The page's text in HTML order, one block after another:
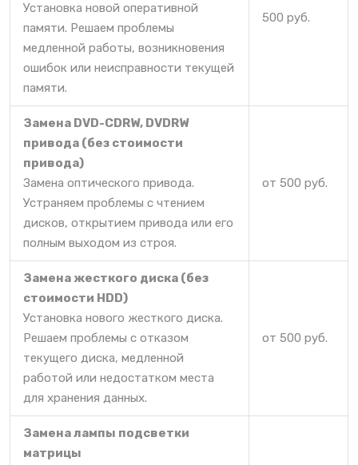
Установка новой оперативной
памяти. Решаем проблемы
медленной работы, возникновения
ошибок или неисправности текущей
памяти.
500 руб.
Замена DVD-CDRW, DVDRW
привода (без стоимости
привода)
Замена оптического привода.
Устраняем проблемы с чтением
дисков, открытием привода или его
полным выходом из строя.
от 500 руб.
Замена жесткого диска (без
стоимости HDD)
Установка нового жесткого диска.
Решаем проблемы с отказом
текущего диска, медленной
работой или недостатком места
для хранения данных.
от 500 руб.
Замена лампы подсветки
матрицы